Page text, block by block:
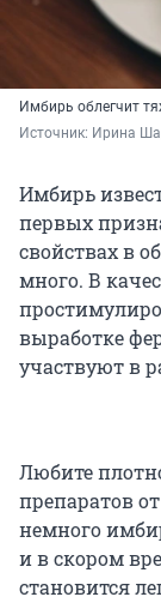
Имбирь облегчит
Источник: Ирина
Имбирь
первых
свойствах в
много. В
выработке
участвуют в
Любите
препаратов
немного
и в скором
становится